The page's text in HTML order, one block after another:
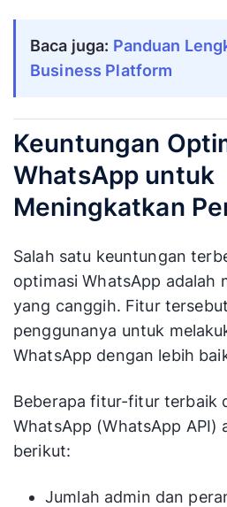
Baca juga: Panduan
Business Platform
Keuntungan
WhatsApp untuk
Meningkatkan
Salah satu keuntungan
optimasi WhatsApp adalah
yang canggih. Fitur
penggunanya untuk
WhatsApp dengan lebih
Beberapa fitur-fitur terbaik
WhatsApp (WhatsApp API)
berikut:
Jumlah admin dan